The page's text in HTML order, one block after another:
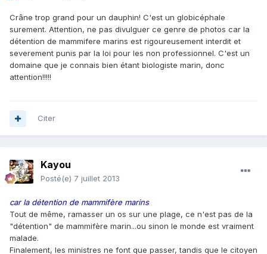
Crâne trop grand pour un dauphin! C'est un globicéphale
surement. Attention, ne pas divulguer ce genre de photos car la
détention de mammifere marins est rigoureusement interdit et
severement punis par la loi pour les non professionnel. C'est un
domaine que je connais bien étant biologiste marin, donc
attention!!!!!
Citer
Kayou
Posté(e) 7 juillet 2013
car la détention de mammifère marins
Tout de même, ramasser un os sur une plage, ce n'est pas de la
"détention" de mammifère marin...ou sinon le monde est vraiment
malade.
Finalement, les ministres ne font que passer, tandis que le citoyen